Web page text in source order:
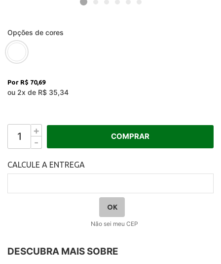
Opções de cores
R$ 70,69
ou 2x de R$ 35,34
+
-
COMPRAR
Não sei meu CEP
DESCUBRA MAIS SOBRE